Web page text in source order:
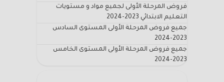
فروض المرحلة الأولى لجميع مواد و مستويات
التعليم الابتدائي 2023-2024
جميع فروض المرحلة الأولى المستوى السادس
2023-2024
جميع فروض المرحلة الأولى المستوى الخامس
2023-2024